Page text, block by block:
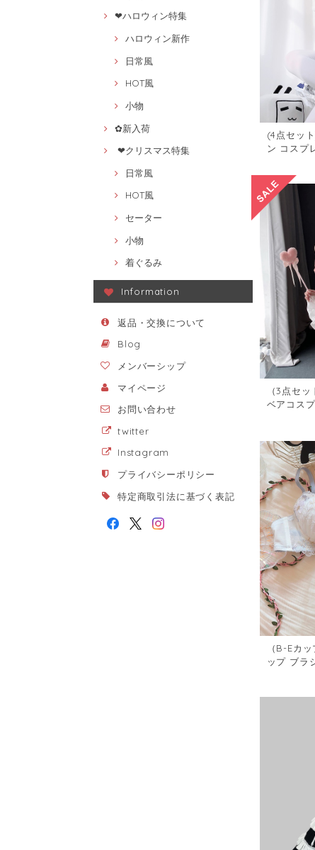
❤ハロウィン特集
ハロウィン新作
日常風
HOT風
小物
✿新入荷
❤クリスマス特集
日常風
HOT風
セーター
小物
着ぐるみ
Information
返品・交換について
Blog
メンバーシップ
マイページ
お問い合わせ
twitter
Instagram
プライバシーポリシー
特定商取引法に基づく表記
(4点セッ
ン コスプ
（3点セ
ベアコス
（B-Eカ
ップ ブラ